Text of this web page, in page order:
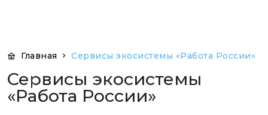
Главная Сервисы экосистемы «Работа России»
Сервисы экосистемы
«Работа России»